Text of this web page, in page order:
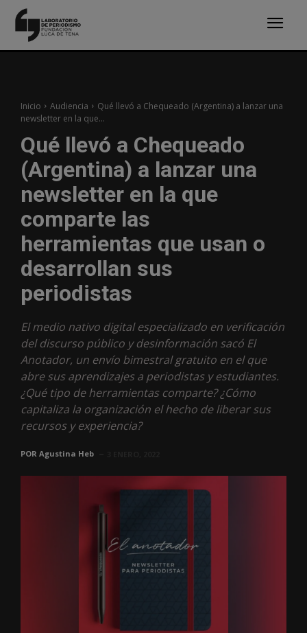
Inicio Audiencia
Qué llevó a Chequeado (Argentina) a lanzar una
newsletter en la que...
Qué llevó a Chequeado
(Argentina) a lanzar una
newsletter en la que
comparte las
herramientas que usan o
desarrollan sus
periodistas
El medio nativo digital especializado en verificación
del discurso público y desinformación sacó El
Anotador, un envío bimestral gratuito en el que
abre sus aprendizajes a periodistas y estudiantes.
¿Qué tipo de herramientas comparte? ¿Cómo
capitaliza la organización el hecho de liberar sus
recursos y experiencia?
POR Agustina Heb